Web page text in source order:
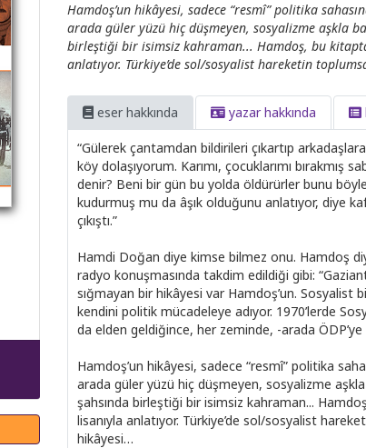
Hamdoş’un hikâyesi, sadece “resmî” politika
arada güler yüzü hiç düşmeyen, sosyalizme aşkla
birleştiği bir isimsiz kahraman... Hamdoş, bu
anlatıyor. Türkiye’de sol/sosyalist hareketin
eser hakkında yazar hakkında
“Gülerek çantamdan bildirileri çıkartıp
köy dolaşıyorum. Karımı, çocuklarımı bırakmış
denir? Beni bir gün bu yolda öldürürler bunu böyle
kudurmuş mu da âşık olduğunu anlatıyor, diye
çıkıştı.”
Hamdi Doğan diye kimse bilmez onu. Hamdoş
radyo konuşmasında takdim edildiği gibi:
sığmayan bir hikâyesi var Hamdoş’un. Sosyalist
kendini politik mücadeleye adıyor. 1970’lerde
da elden geldiğince, her zeminde, -arada
Hamdoş’un hikâyesi, sadece “resmî” politika
arada güler yüzü hiç düşmeyen, sosyalizme
şahsında birleştiği bir isimsiz kahraman...
lisanıyla anlatıyor. Türkiye’de sol/sosyalist
hikâyesi…